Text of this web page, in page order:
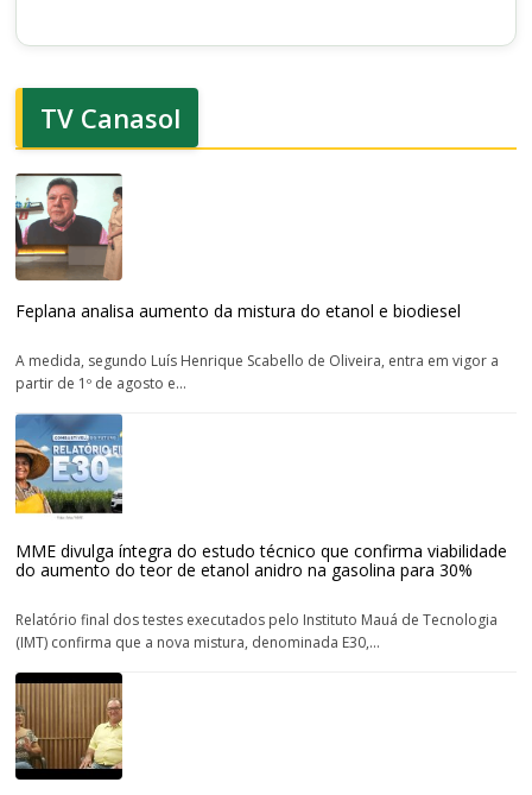
TV Canasol
Feplana analisa aumento da mistura do etanol e biodiesel
A medida, segundo Luís Henrique Scabello de Oliveira, entra em vigor a
partir de 1º de agosto e...
MME divulga íntegra do estudo técnico que confirma viabilidade
do aumento do teor de etanol anidro na gasolina para 30%
Relatório final dos testes executados pelo Instituto Mauá de Tecnologia
(IMT) confirma que a nova mistura, denominada E30,...